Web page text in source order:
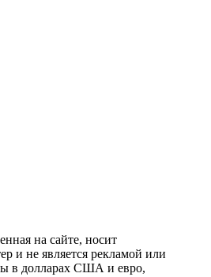
на сайте, носит
и не является рекламой или
в долларах США и евро,